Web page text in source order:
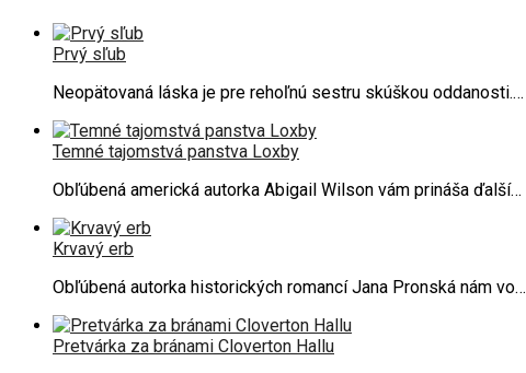
Prvý sľub
Neopätovaná láska je pre rehoľnú sestru skúškou oddanosti.…
Temné tajomstvá panstva Loxby
Obľúbená americká autorka Abigail Wilson vám prináša ďalší…
Krvavý erb
Obľúbená autorka historických romancí Jana Pronská nám vo…
Pretvárka za bránami Cloverton Hallu